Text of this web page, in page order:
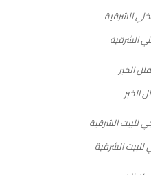
الشرقية
الخبر
الشرقية